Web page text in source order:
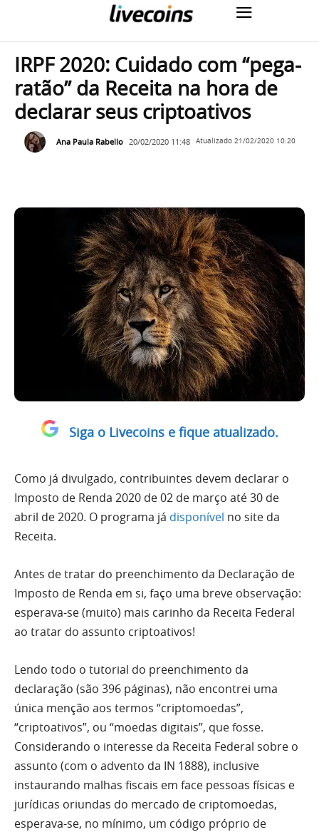
IRPF 2020: Cuidado com “pega-
ratão” da Receita na hora de
declarar seus criptoativos
Ana Paula Rabello 20/02/2020 11:48 Atualizado 21/02/2020 10:20
Siga o Livecoins e fique atualizado.
Como já divulgado, contribuintes devem declarar o
Imposto de Renda 2020 de 02 de março até 30 de
abril de 2020. O programa já disponível no site da
Receita.
Antes de tratar do preenchimento da Declaração de
Imposto de Renda em si, faço uma breve observação:
esperava-se (muito) mais carinho da Receita Federal
ao tratar do assunto criptoativos!
Lendo todo o tutorial do preenchimento da
declaração (são 396 páginas), não encontrei uma
única menção aos termos “criptomoedas”,
“criptoativos”, ou “moedas digitais”, que fosse.
Considerando o interesse da Receita Federal sobre o
assunto (com o advento da IN 1888), inclusive
instaurando malhas fiscais em face pessoas físicas e
jurídicas oriundas do mercado de criptomoedas,
esperava-se, no mínimo, um código próprio de